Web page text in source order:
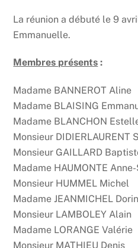
La réunion a débuté le 9
Emmanuelle.
Membres présents :
Madame BANNEROT Aline
Madame BLAISING
Madame BLANCHON
Monsieur DIDIERLAURENT
Monsieur GAILLARD
Madame HAUMONTE
Monsieur HUMMEL Michel
Madame JEANMICHEL
Monsieur LAMBOLEY Alain
Madame LORANGE Valérie
Monsieur MATHIEU Denis